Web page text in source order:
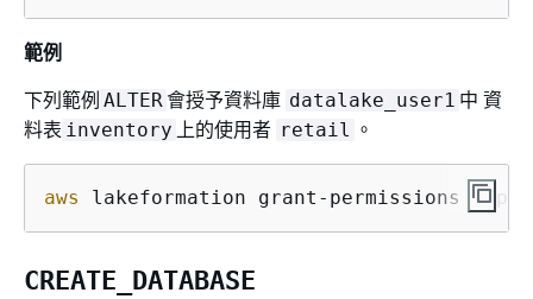
範例
下列範例 ALTER 會授予資料庫 datalake_user1 中 資
料表 inventory 上的使用者 retail 。
aws lakeformation grant-permissions --
CREATE_DATABASE